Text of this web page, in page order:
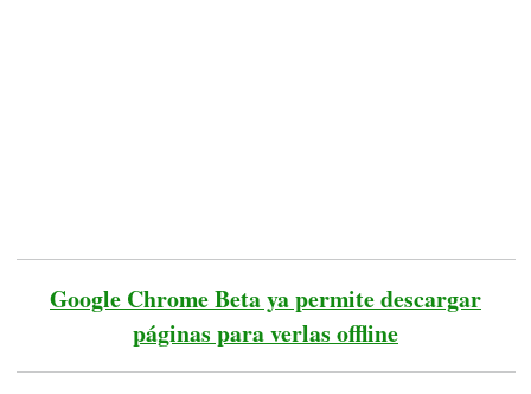
Google Chrome Beta ya permite descargar
páginas para verlas offline